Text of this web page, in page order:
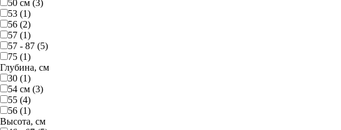
50 см (3)
53 (1)
56 (2)
57 (1)
57 - 87 (5)
75 (1)
Глубина, см
30 (1)
54 см (3)
55 (4)
56 (1)
Высота, см